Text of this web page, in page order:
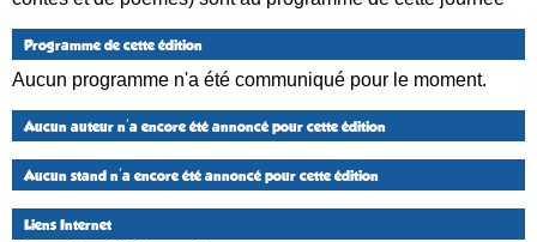
Programme de cette édition
Aucun programme n'a été communiqué pour le moment.
Aucun auteur n'a encore été annoncé pour cette édition
Aucun stand n'a encore été annoncé pour cette édition
Liens Internet